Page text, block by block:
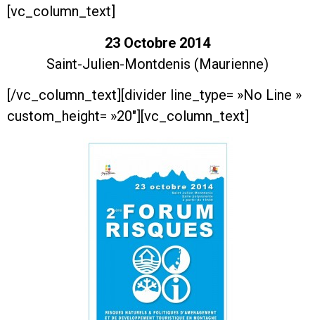
[vc_column_text]
23 Octobre 2014
Saint-Julien-Montdenis (Maurienne)
[/vc_column_text][divider line_type= »No Line »
custom_height= »20″][vc_column_text]